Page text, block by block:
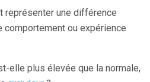
représenter une différence
comportement ou expérience
elle plus élevée que la normale,